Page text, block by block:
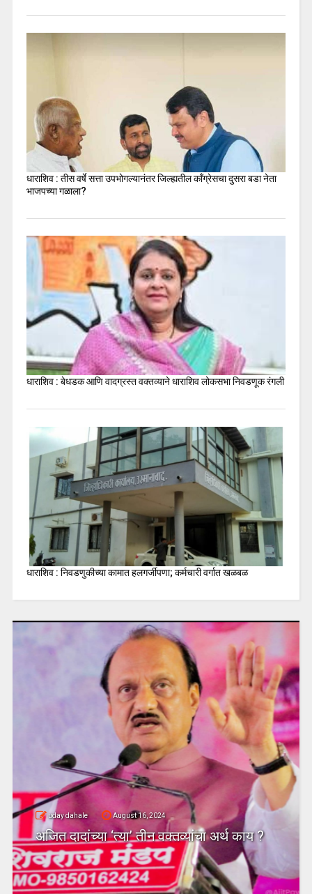
धाराशिव : तीस वर्षे सत्ता उपभोगल्यानंतर जिल्ह्यतील कॉंग्रेसचा दुसरा बडा नेता
भाजपच्या गळाला?
धाराशिव : बेधडक आणि वादग्रस्त वक्तव्याने धाराशिव लोकसभा निवडणूक रंगली
धाराशिव : निवडणुकीच्या कामात हलगर्जीपणा; कर्मचारी वर्गात खळबळ
uday dahale August 16, 2024
अजित दादांच्या ‘त्या’ तीन वक्तव्यांचा अर्थ काय ?